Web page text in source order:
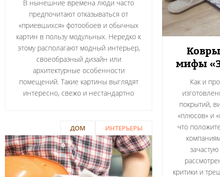
В нынешние времена люди часто
предпочитают отказываться от
«приевшихся» фотообоев и обычных
картин в пользу модульных. Нередко к
этому располагают модный интерьер,
своеобразный дизайн или
архитектурные особенности
помещений. Такие картины выглядят
интересно, свежо и нестандартно
мифы
Как и
покрытий,
«плюсов» и
что
критики и
ИНТЕРЬЕРЫ
ДОМ